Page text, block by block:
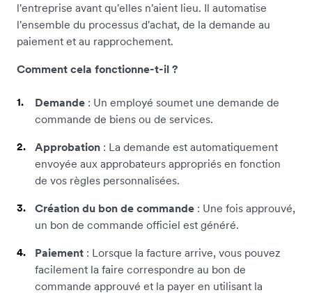
l'entreprise avant qu'elles n'aient lieu. Il automatise
l'ensemble du processus d'achat, de la demande au
paiement et au rapprochement.
Comment cela fonctionne-t-il ?
Demande : Un employé soumet une demande de
commande de biens ou de services.
Approbation : La demande est automatiquement
envoyée aux approbateurs appropriés en fonction
de vos règles personnalisées.
Création du bon de commande : Une fois approuvé,
un bon de commande officiel est généré.
Paiement : Lorsque la facture arrive, vous pouvez
facilement la faire correspondre au bon de
commande approuvé et la payer en utilisant la